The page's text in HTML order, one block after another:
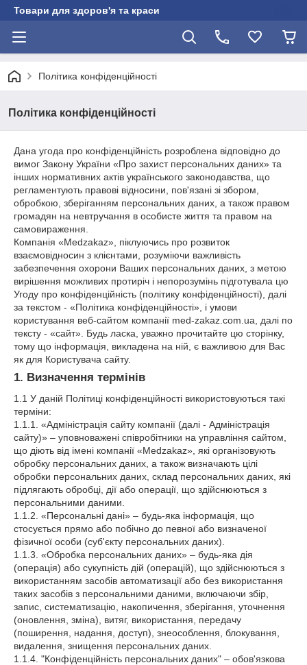
Товари для здоров'я та краси
Політика конфіденційності
Політика конфіденційності
Дана угода про конфіденційність розроблена відповідно до
вимог Закону України «Про захист персональних даних» та
інших нормативних актів українського законодавства, що
регламентують правові відносини, пов'язані зі збором,
обробкою, зберіганням персональних даних, а також правом
громадян на невтручання в особисте життя та правом на
самовираження.
Компанія «Medzakaz», піклуючись про розвиток
взаємовідносин з клієнтами, розуміючи важливість
забезпечення охорони Ваших персональних даних, з метою
вирішення можливих протиріч і непорозумінь підготувала цю
Угоду про конфіденційність (політику конфіденційності), далі
за текстом - «Політика конфіденційності», і умови
користування веб-сайтом компанії med-zakaz.com.ua, далі по
тексту - «сайт». Будь ласка, уважно прочитайте цю сторінку,
тому що інформація, викладена на ній, є важливою для Вас
як для Користувача сайту.
1. Визначення термінів
1.1 У даній Політиці конфіденційності використовуються такі
терміни:
1.1.1. «Адміністрація сайту компанії (далі - Адміністрація
сайту)» – уповноважені співробітники на управління сайтом,
що діють від імені компанії «Medzakaz», які організовують
обробку персональних даних, а також визначають цілі
обробки персональних даних, склад персональних даних, які
підлягають обробці, дії або операції, що здійснюються з
персональними даними.
1.1.2. «Персональні дані» – будь-яка інформація, що
стосується прямо або побічно до певної або визначеної
фізичної особи (суб'єкту персональних даних).
1.1.3. «Обробка персональних даних» – будь-яка дія
(операція) або сукупність дій (операцій), що здійснюються з
використанням засобів автоматизації або без використання
таких засобів з персональними даними, включаючи збір,
запис, систематизацію, накопичення, зберігання, уточнення
(оновлення, зміна), витяг, використання, передачу
(поширення, надання, доступ), знеособлення, блокування,
видалення, знищення персональних даних.
1.1.4. "Конфіденційність персональних даних" – обов'язкова